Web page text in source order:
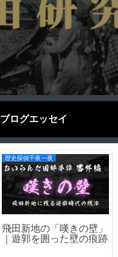
ブログエッセイ
ブログエッセイ
日本語はなぜ難しい？外
国人が苦戦する5つの理